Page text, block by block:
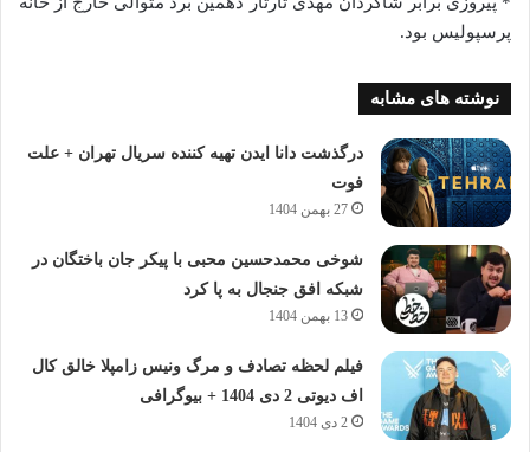
پرسپولیس بود.
نوشته های مشابه
درگذشت دانا ایدن تهیه کننده سریال تهران + علت
فوت
27 بهمن 1404
شوخی محمدحسین محبی با پیکر جان باختگان در
شبکه افق جنجال به پا کرد
13 بهمن 1404
فیلم لحظه تصادف و مرگ ونیس زامپلا خالق کال
اف دیوتی 2 دی 1404 + بیوگرافی
2 دی 1404